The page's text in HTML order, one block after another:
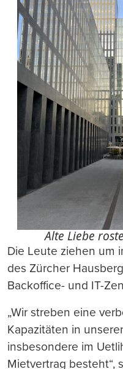
Alte Liebe
Die Leute ziehen um
des Zürcher
Backoffice- und IT-
„Wir streben eine
Kapazitäten in
insbesondere im
Mietvertrag besteht“,